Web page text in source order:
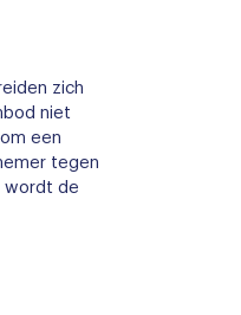
zich
niet
een
tegen
wordt de